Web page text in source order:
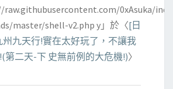
0xAsuka/
master/shell-v2.php y 」於〈[日
九天行!實在太好玩了，不讓我
第二天-下 史無前例的大危機!)〉